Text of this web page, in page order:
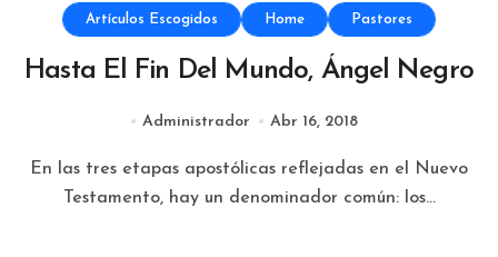
Artículos Escogidos Home Pastores
Hasta El Fin Del Mundo, Ángel Negro
Administrador Abr 16, 2018
En las tres etapas apostólicas reflejadas en el Nuevo
Testamento, hay un denominador común: los...